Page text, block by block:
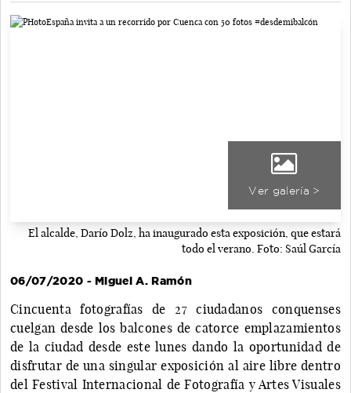
Ver galería >
El alcalde, Darío Dolz, ha inaugurado esta exposición, que estará
todo el verano. Foto: Saúl García
06/07/2020 - Miguel A. Ramón
Cincuenta fotografías de 27 ciudadanos conquenses
cuelgan desde los balcones de catorce emplazamientos
de la ciudad desde este lunes dando la oportunidad de
disfrutar de una singular exposición al aire libre dentro
del Festival Internacional de Fotografía y Artes Visuales